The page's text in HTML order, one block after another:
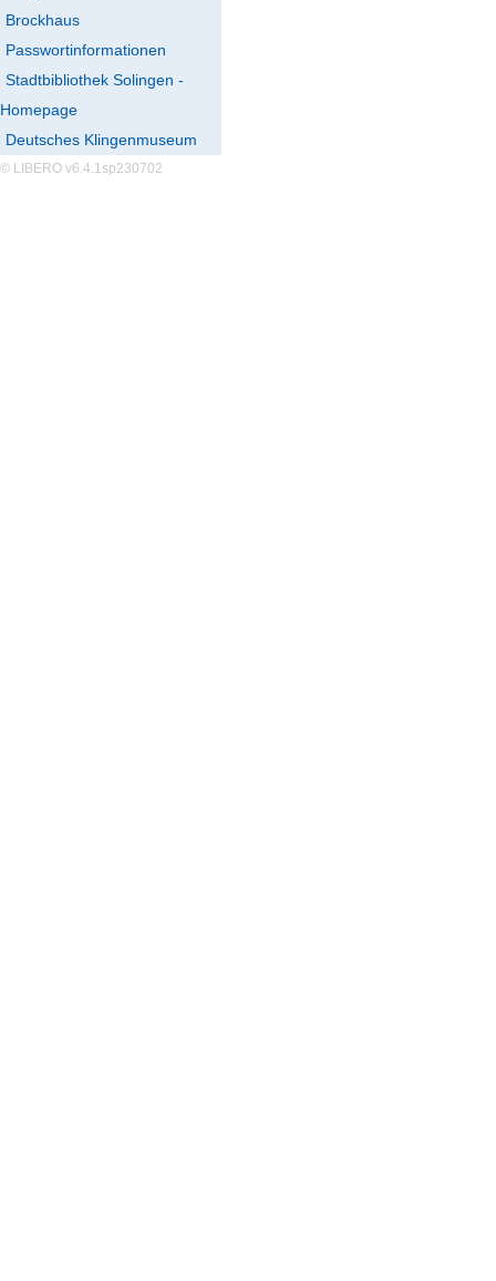
Brockhaus
Passwortinformationen
Stadtbibliothek Solingen -
Homepage
Deutsches Klingenmuseum
© LIBERO v6.4.1sp230702